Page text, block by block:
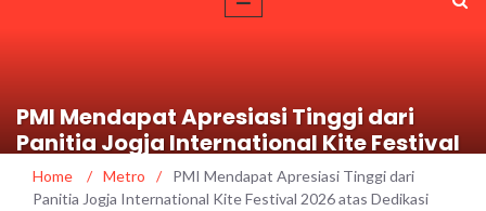
PMI Mendapat Apresiasi Tinggi dari
Panitia Jogja International Kite Festival
2026 atas Dedikasi Pelayanan
Kesehatan
Home / Metro /
PMI Mendapat Apresiasi Tinggi dari
Panitia Jogja International Kite Festival 2026 atas Dedikasi